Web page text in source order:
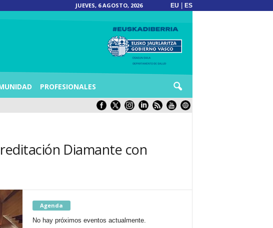
JUEVES, 6 AGOSTO, 2026 EU ES
PROFESIONALES
Diamante con
Agenda
No hay próximos eventos actualmente.